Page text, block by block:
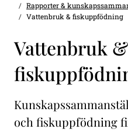
Rapporter &
Vattenbruk & fiskuppfödning
Vattenbruk &
och fiskuppfödning